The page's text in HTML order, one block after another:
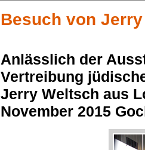
Besuch von
Anlässlich der
Vertreibung
Jerry Weltsch aus
November 2015